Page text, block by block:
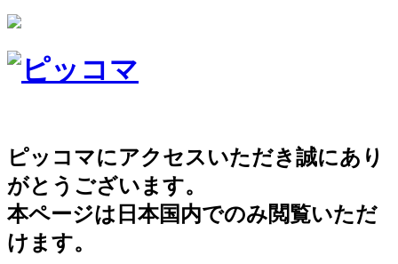
ピッコマにアクセスいただき誠にあり
がとうございます。
本ページは日本国内でのみ閲覧いただ
けます。